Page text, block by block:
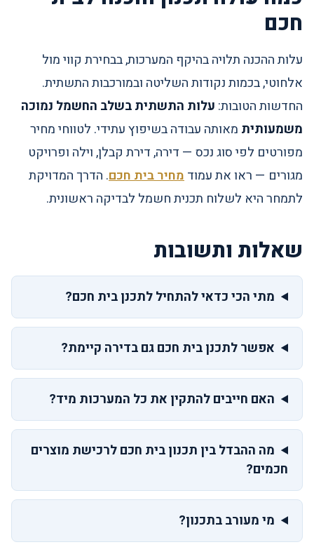
חכם
עלות ההכנה תלויה בהיקף המערכות, בבחירת קווי מול
אלחוטי, בכמות נקודות השליטה ובמורכבות התשתית.
החדשות הטובות: עלות התשתית בשלב החשמל נמוכה
משמעותית מאותה עבודה בשיפוץ עתידי. לטווחי מחיר
מפורטים לפי סוג נכס — דירה, דירת קבלן, וילה ופרויקט
מגורים — ראו את עמודמחיר בית חכם. הדרך המדויקת
לתמחר היא לשלוח תכנית חשמל לבדיקה ראשונית.
שאלות ותשובות
מתי הכי כדאי להתחיל לתכנן בית חכם?
אפשר לתכנן בית חכם גם בדירה קיימת?
האם חייבים להתקין את כל המערכות מיד?
מה ההבדל בין תכנון בית חכם לרכישת מוצרים
חכמים?
מי מעורב בתכנון?